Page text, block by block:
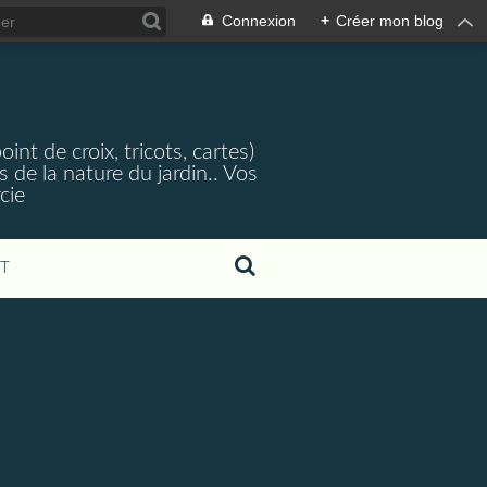
Connexion + Créer mon blog
de croix, tricots, cartes)
de la nature du jardin.. Vos